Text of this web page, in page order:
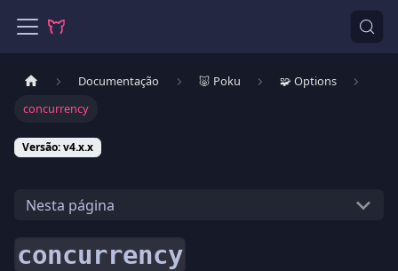
Documentação 🐷 Poku
🧩 Options
concurrency
Versão: v4.x.x
Nesta página
concurrency